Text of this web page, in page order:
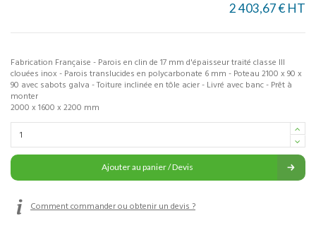
2 403,67 € HT
Fabrication Française - Parois en clin de 17 mm d'épaisseur traité classe III
clouées inox - Parois translucides en polycarbonate 6 mm - Poteau 2100 x 90 x
90 avec sabots galva - Toiture inclinée en tôle acier - Livré avec banc - Prêt à
monter
2000 x 1600 x 2200 mm
Ajouter au panier / Devis
Comment commander ou obtenir un devis ?